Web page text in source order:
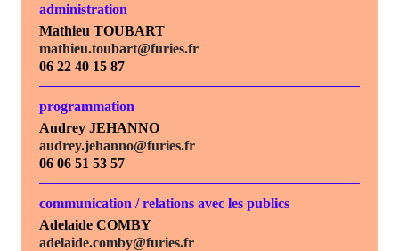
administration
Mathieu TOUBART
mathieu.toubart@furies.fr
06 22 40 15 87
programmation
Audrey JEHANNO
audrey.jehanno@furies.fr
06 06 51 53 57
communication / relations avec les publics
Adelaide COMBY
adelaide.comby@furies.fr